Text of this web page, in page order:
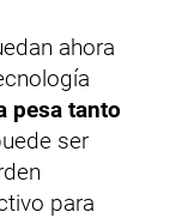
ahora
pesa tanto
ser
para